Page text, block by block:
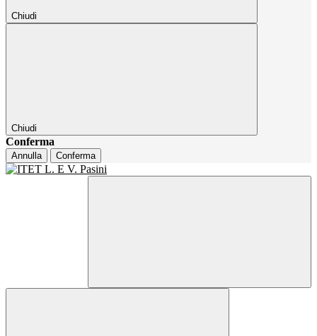
Chiudi
Chiudi
Conferma
Annulla Conferma